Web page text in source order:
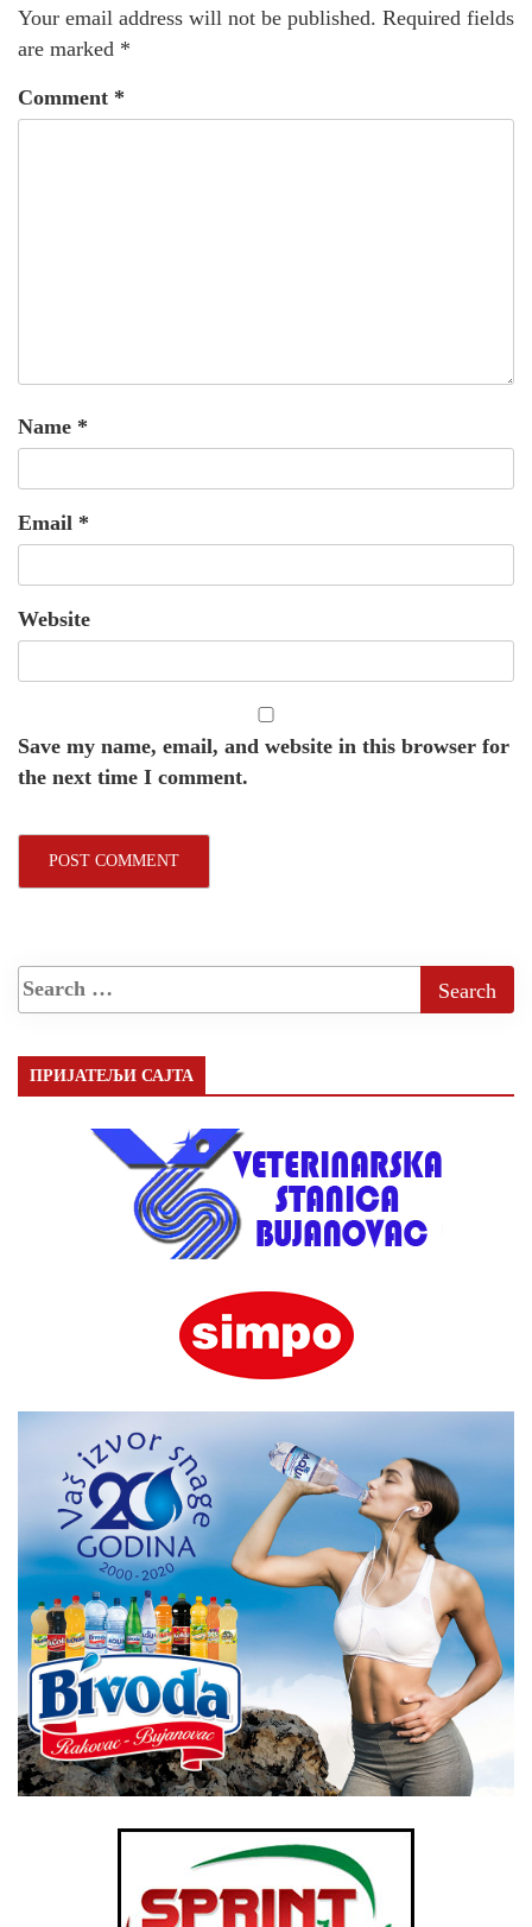
Your email address will not be published. Required fields
are marked *
Comment *
Name *
Email *
Website
Save my name, email, and website in this browser for
the next time I comment.
ПРИЈАТЕЉИ САЈТА